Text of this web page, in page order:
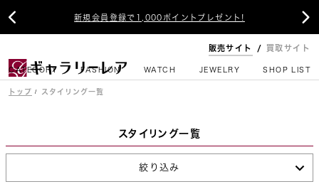
新規会員登録で1,000ポイントプレゼント!
 
販売サイト 買取サイト
CATEGORY FASHION WATCH JEWELRY SHOP LIST
トップ スタイリング一覧
スタイリング一覧
絞り込み